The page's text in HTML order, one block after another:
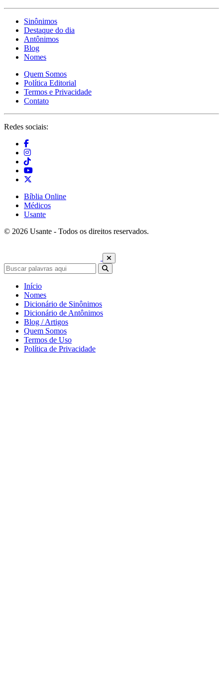
Sinônimos
Destaque do dia
Antônimos
Blog
Nomes
Quem Somos
Política Editorial
Termos e Privacidade
Contato
Redes sociais:
Bíblia Online
Médicos
Usante
© 2026 Usante - Todos os direitos reservados.
Início
Nomes
Dicionário de Sinônimos
Dicionário de Antônimos
Blog / Artigos
Quem Somos
Termos de Uso
Política de Privacidade